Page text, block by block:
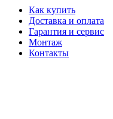
Как купить
Доставка и оплата
Гарантия и сервис
Монтаж
Контакты